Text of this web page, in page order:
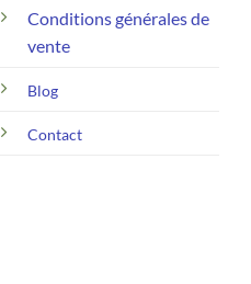
Conditions générales de
vente
Blog
Contact